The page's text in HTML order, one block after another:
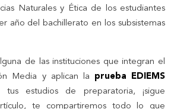
Naturales y Ética de los estudiantes
año del bachillerato en los subsistemas
de las instituciones que integran el
Media y aplican la prueba EDIEMS
tus estudios de preparatoria, ¡sigue
te compartiremos todo lo que